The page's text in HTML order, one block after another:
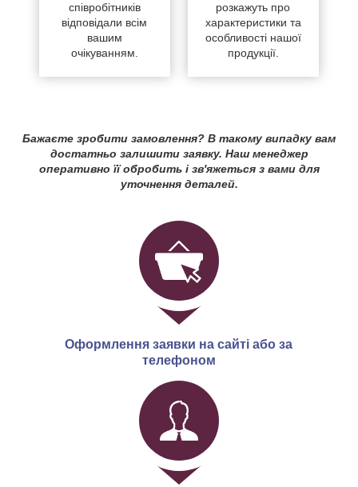
співробітників
відповідали всім
вашим
очікуванням.
розкажуть про
характеристики та
особливості нашої
продукції.
Бажаєте зробити замовлення? В такому випадку вам
достатньо залишити заявку. Наш менеджер
оперативно її обробить і зв'яжеться з вами для
уточнення деталей.
Оформлення заявки на сайті або за
телефоном